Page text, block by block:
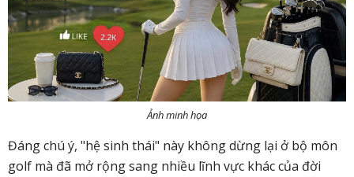
Ảnh minh họa
Đáng chú ý, "hệ sinh thái" này không dừng lại ở bộ môn
golf mà đã mở rộng sang nhiều lĩnh vực khác của đời